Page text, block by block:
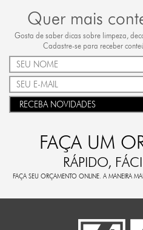
Quer mais
Gosta de saber dicas sobre limpeza,
Cadastre-se para receber
RECEBA NOVIDADES
FAÇA UM
RÁPIDO,
FAÇA SEU ORÇAMENTO ONLINE. A MANEIRA